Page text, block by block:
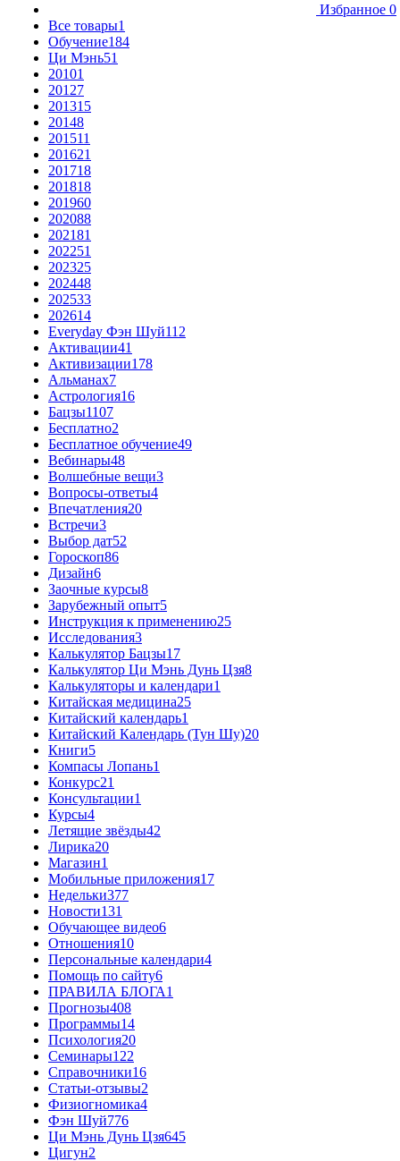
Избранное 0
Все товары1
Обучение184
Ци Мэнь51
20101
20127
201315
20148
201511
201621
201718
201818
201960
202088
202181
202251
202325
202448
202533
202614
Everyday Фэн Шуй112
Активации41
Активизации178
Альманах7
Астрология16
Бацзы1107
Бесплатно2
Бесплатное обучение49
Вебинары48
Волшебные вещи3
Вопросы-ответы4
Впечатления20
Встречи3
Выбор дат52
Гороскоп86
Дизайн6
Заочные курсы8
Зарубежный опыт5
Инструкция к применению25
Исследования3
Калькулятор Бацзы17
Калькулятор Ци Мэнь Дунь Цзя8
Калькуляторы и календари1
Китайская медицина25
Китайский календарь1
Китайский Календарь (Тун Шу)20
Книги5
Компасы Лопань1
Конкурс21
Консультации1
Курсы4
Летящие звёзды42
Лирика20
Магазин1
Мобильные приложения17
Недельки377
Новости131
Обучающее видео6
Отношения10
Персональные календари4
Помощь по сайту6
ПРАВИЛА БЛОГА1
Прогнозы408
Программы14
Психология20
Семинары122
Справочники16
Статьи-отзывы2
Физиогномика4
Фэн Шуй776
Ци Мэнь Дунь Цзя645
Цигун2